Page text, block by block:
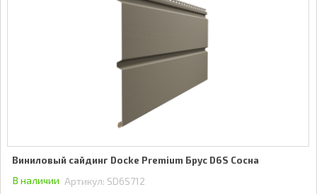
Виниловый сайдинг Docke Premium Брус D6S Сосна
В наличии Артикул: SD6S712